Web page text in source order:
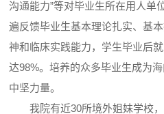
沟通能力”等对毕业生所在用人单
遍反馈毕业生基本理论扎实、基
神和临床实践能力，学生毕业后
达98%。培养的众多毕业生成为
中坚力量。
我院有近30所境外姐妹学校